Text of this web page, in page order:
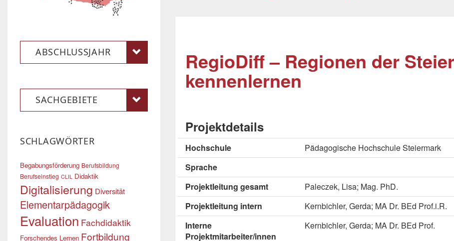
RegioDiff – Regionen der
kennenlernen
Projektdetails
Hochschule
Pädagogische Hochschule Steiermark
Sprache
Projektleitung gesamt
Paleczek, Lisa; Mag. PhD.
Projektleitung intern
Kernbichler, Gerda; MA Dr. BEd Prof.i.R.
Interne
Projektmitarbeiter/innen
Kernbichler, Gerda; MA Dr. BEd Prof.
ABSCHLUSSJAHR
SACHGEBIETE
SCHLAGWÖRTER
Begabungsförderung Berufsbildung
Berufseinstieg CLIL Didaktik
Digitalisierung Diversität
Elementarpädagogik
Evaluation Fachdidaktik
Forschendes Lernen Fortbildung